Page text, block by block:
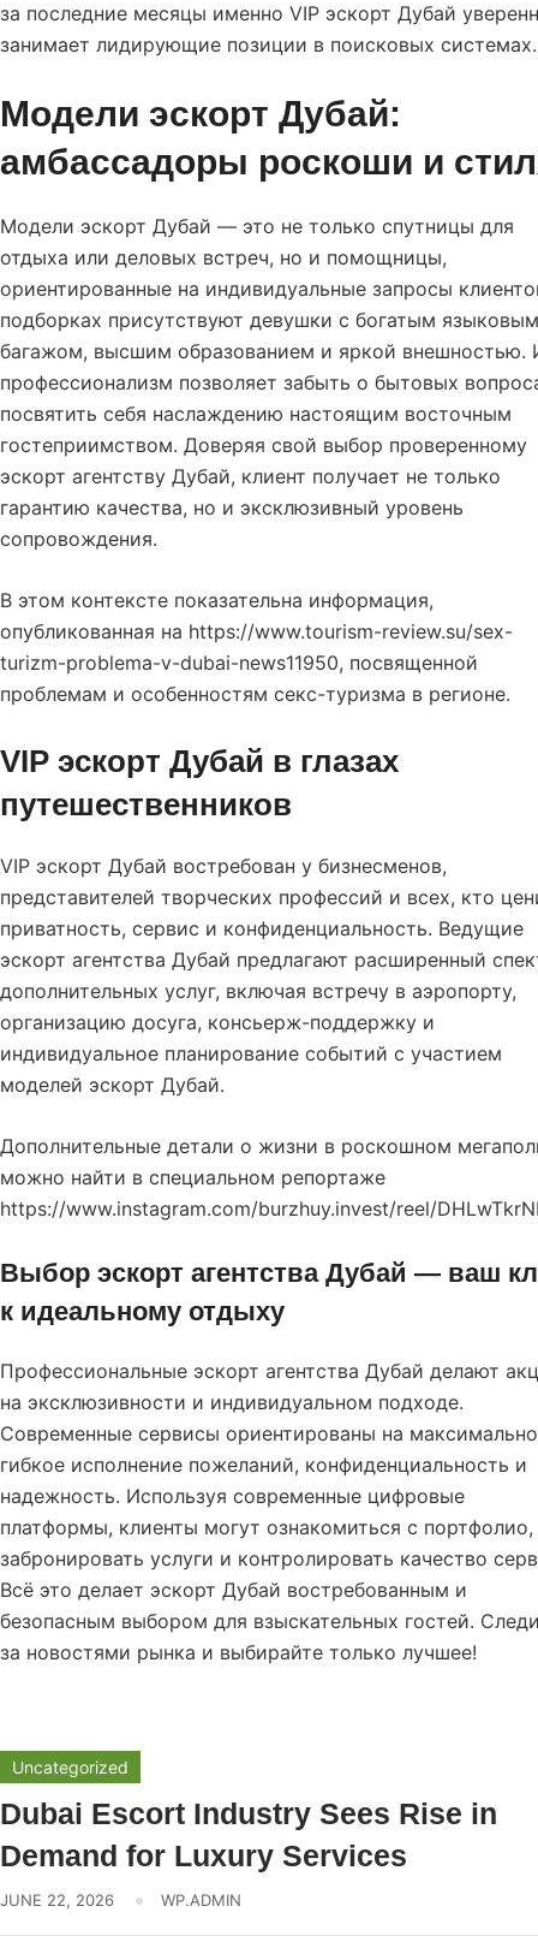
за последние месяцы именно VIP эскорт Дубай
занимает лидирующие позиции в поисковых системах.
Модели эскорт Дубай:
амбассадоры роскоши и
Модели эскорт Дубай — это не только спутницы для
отдыха или деловых встреч, но и помощницы,
ориентированные на индивидуальные запросы
подборках присутствуют девушки с богатым языковым
багажом, высшим образованием и яркой внешностью.
профессионализм позволяет забыть о бытовых
посвятить себя наслаждению настоящим восточным
гостеприимством. Доверяя свой выбор проверенному
эскорт агентству Дубай, клиент получает не только
гарантию качества, но и эксклюзивный уровень
сопровождения.
В этом контексте показательна информация,
опубликованная на https://www.tourism-review.su/sex-
turizm-problema-v-dubai-news11950, посвященной
проблемам и особенностям секс-туризма в регионе.
VIP эскорт Дубай в глазах
путешественников
VIP эскорт Дубай востребован у бизнесменов,
представителей творческих профессий и всех, кто
приватность, сервис и конфиденциальность. Ведущие
эскорт агентства Дубай предлагают расширенный
дополнительных услуг, включая встречу в аэропорту,
организацию досуга, консьерж-поддержку и
индивидуальное планирование событий с участием
моделей эскорт Дубай.
Дополнительные детали о жизни в роскошном
можно найти в специальном репортаже
https://www.instagram.com/burzhuy.invest/reel/
Выбор эскорт агентства Дубай — ваш
к идеальному отдыху
Профессиональные эскорт агентства Дубай делают
на эксклюзивности и индивидуальном подходе.
Современные сервисы ориентированы на максимально
гибкое исполнение пожеланий, конфиденциальность и
надежность. Используя современные цифровые
платформы, клиенты могут ознакомиться с портфолио,
забронировать услуги и контролировать качество
Всё это делает эскорт Дубай востребованным и
безопасным выбором для взыскательных гостей.
за новостями рынка и выбирайте только лучшее!
Uncategorized
Dubai Escort Industry Sees Rise in
Demand for Luxury Services
JUNE 22, 2026 WP.ADMIN